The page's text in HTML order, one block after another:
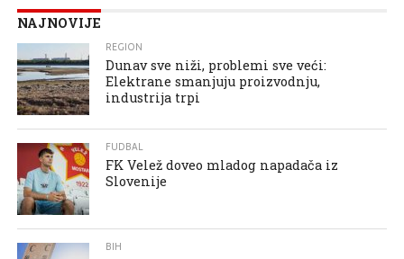
NAJNOVIJE
REGION
Dunav sve niži, problemi sve veći:
Elektrane smanjuju proizvodnju,
industrija trpi
FUDBAL
FK Velež doveo mladog napadača iz
Slovenije
BIH